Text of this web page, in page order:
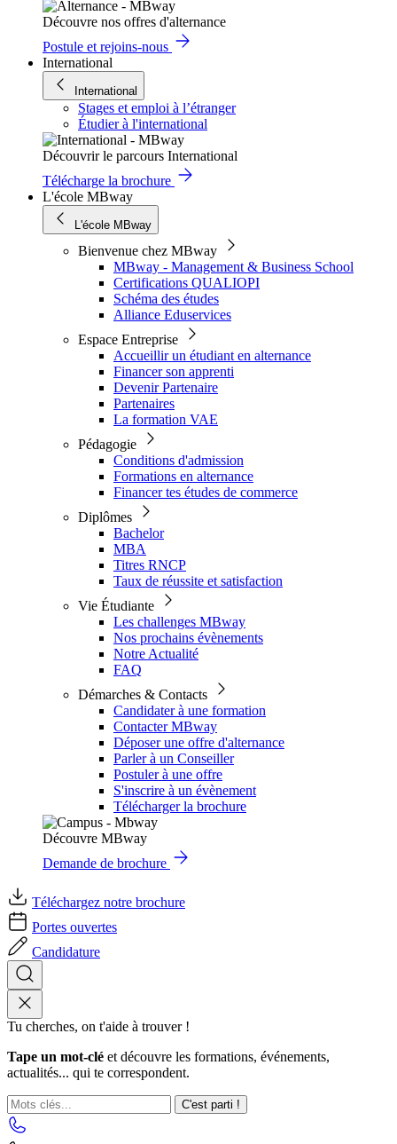
Découvre nos offres d'alternance
Postule et rejoins-nous
International
International
Stages et emploi à l’étranger
Étudier à l'international
Découvrir le parcours International
Télécharge la brochure
L'école MBway
L'école MBway
Bienvenue chez MBway
MBway - Management & Business School
Certifications QUALIOPI
Schéma des études
Alliance Eduservices
Espace Entreprise
Accueillir un étudiant en alternance
Financer son apprenti
Devenir Partenaire
Partenaires
La formation VAE
Pédagogie
Conditions d'admission
Formations en alternance
Financer tes études de commerce
Diplômes
Bachelor
MBA
Titres RNCP
Taux de réussite et satisfaction
Vie Étudiante
Les challenges MBway
Nos prochains évènements
Notre Actualité
FAQ
Démarches & Contacts
Candidater à une formation
Contacter MBway
Déposer une offre d'alternance
Parler à un Conseiller
Postuler à une offre
S'inscrire à un évènement
Télécharger la brochure
Découvre MBway
Demande de brochure
Téléchargez notre brochure
Portes ouvertes
Candidature
Tu cherches, on t'aide à trouver !
Tape un mot-clé et découvre les formations, événements,
actualités... qui te correspondent.
C'est parti !